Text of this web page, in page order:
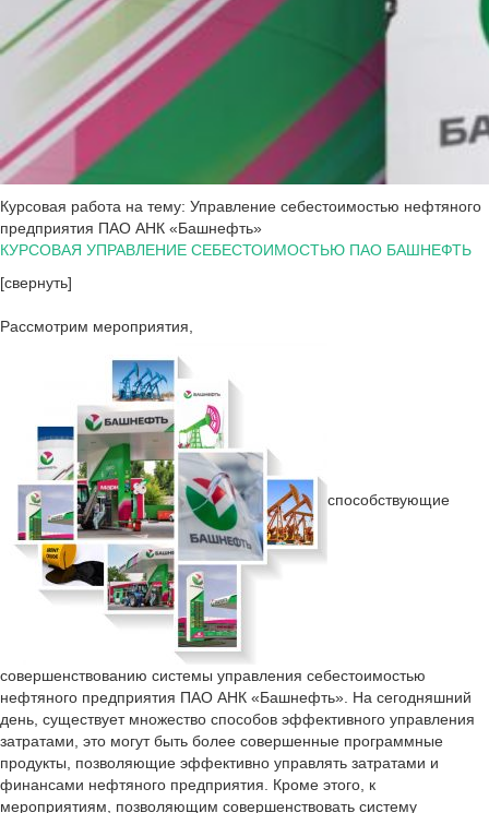
Курсовая работа на тему: Управление себестоимостью нефтяного
предприятия ПАО АНК «Башнефть»
КУРСОВАЯ УПРАВЛЕНИЕ СЕБЕСТОИМОСТЬЮ ПАО БАШНЕФТЬ
[свернуть]
Рассмотрим мероприятия,
способствующие
совершенствованию системы управления себестоимостью
нефтяного предприятия ПАО АНК «Башнефть». На сегодняшний
день, существует множество способов эффективного управления
затратами, это могут быть более совершенные программные
продукты, позволяющие эффективно управлять затратами и
финансами нефтяного предприятия. Кроме этого, к
мероприятиям, позволяющим совершенствовать систему